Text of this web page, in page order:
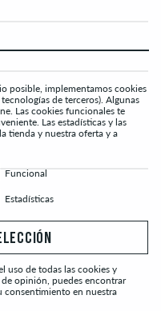
posible, implementamos cookies
de terceros). Algunas
Las cookies funcionales te
Las estadísticas y las
tienda y nuestra oferta y a
Funcional
Estadísticas
uso de todas las cookies y
opinión, puedes encontrar
consentimiento en nuestra